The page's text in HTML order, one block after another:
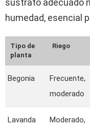
sustrato adecuado
humedad, esencial
Tipo de
planta
Riego
Begonia
Frecuente,
moderado
Lavanda
Moderado,